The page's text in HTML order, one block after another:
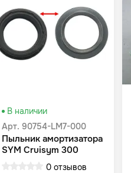
В наличии
Арт. 90754-LM7-000
Пыльник амортизатора
SYM Cruisym 300
0 отзывов